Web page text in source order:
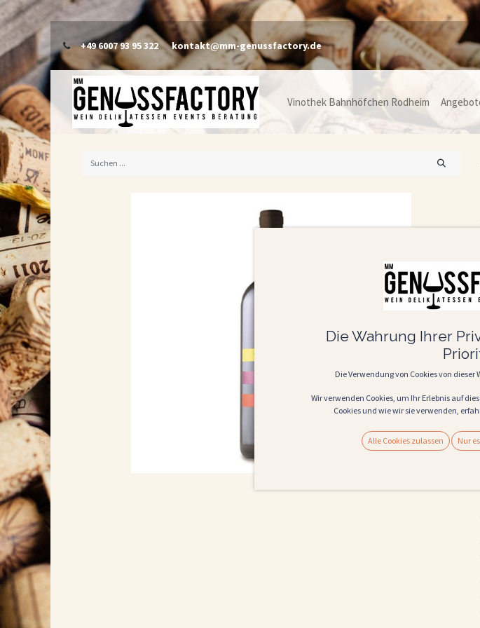
+49 6007 93 95 322 kontakt@mm-genussfactory.de
Vinothek Bahnhöfchen Rodheim
Immerganz
Angebote
Die Wahrung Ihrer
Die Verwendung von Cookies von dieser
Wir verwenden Cookies, um Ihr Erlebnis auf
Cookies und wie wir sie verwenden,
Alle Cookies zulassen Nur